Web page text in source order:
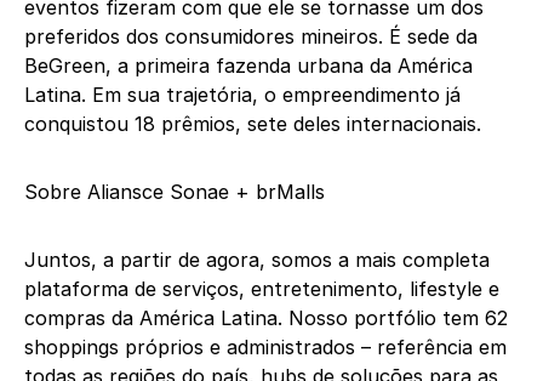
eventos fizeram com que ele se tornasse um dos
preferidos dos consumidores mineiros. É sede da
BeGreen, a primeira fazenda urbana da América
Latina. Em sua trajetória, o empreendimento já
conquistou 18 prêmios, sete deles internacionais.
Sobre Aliansce Sonae + brMalls
Juntos, a partir de agora, somos a mais completa
plataforma de serviços, entretenimento, lifestyle e
compras da América Latina. Nosso portfólio tem 62
shoppings próprios e administrados – referência em
todas as regiões do país, hubs de soluções para as